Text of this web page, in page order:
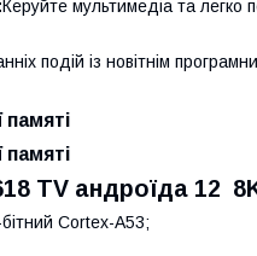
Керуйте мультимедіа та легко
подій із новітнім
памяті
памяті
TV андроїда 12
Cortex-A53;